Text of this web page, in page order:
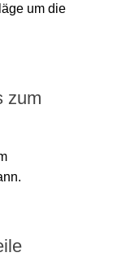
um die
zum